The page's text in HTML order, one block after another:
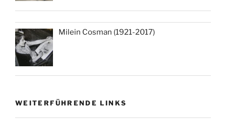
Milein Cosman (1921-2017)
WEITERFÜHRENDE LINKS